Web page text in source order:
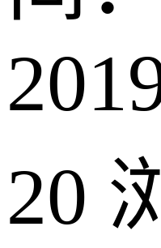
20